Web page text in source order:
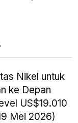
Nikel untuk
ke Depan
US$19.010
Mei 2026)